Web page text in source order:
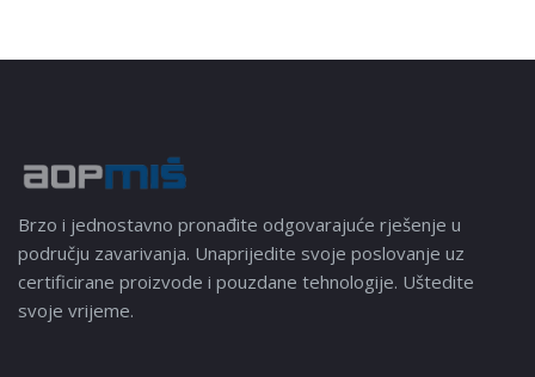
Brzo i jednostavno pronađite odgovarajuće rješenje u
području zavarivanja. Unaprijedite svoje poslovanje uz
certificirane proizvode i pouzdane tehnologije. Uštedite
svoje vrijeme.